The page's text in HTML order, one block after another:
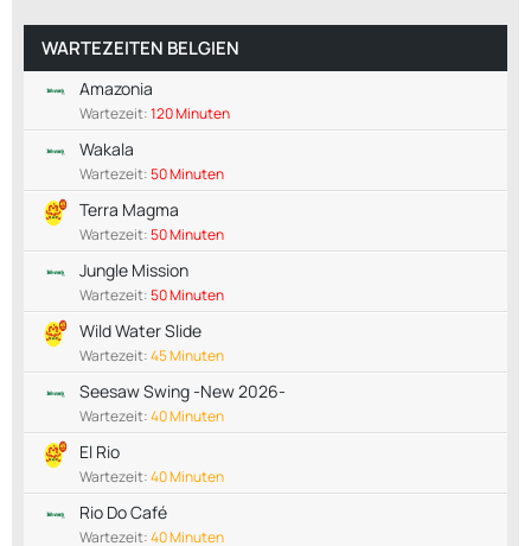
WARTEZEITEN BELGIEN
Amazonia
Wartezeit:120 Minuten
Wakala
Wartezeit:50 Minuten
Terra Magma
Wartezeit:50 Minuten
Jungle Mission
Wartezeit:50 Minuten
Wild Water Slide
Wartezeit:45 Minuten
Seesaw Swing -New 2026-
Wartezeit:40 Minuten
El Rio
Wartezeit:40 Minuten
Rio Do Café
Wartezeit:40 Minuten